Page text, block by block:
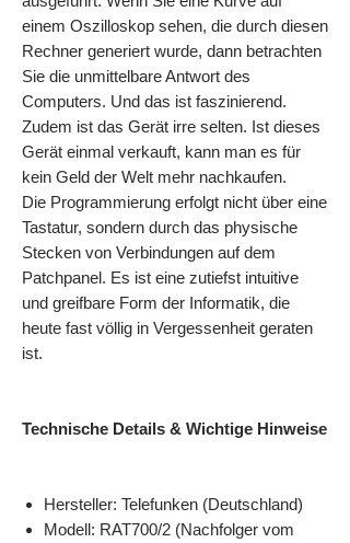
einem Oszilloskop sehen, die durch diesen
Rechner generiert wurde, dann betrachten
Sie die unmittelbare Antwort des
Computers. Und das ist faszinierend.
Zudem ist das Gerät irre selten. Ist dieses
Gerät einmal verkauft, kann man es für
kein Geld der Welt mehr nachkaufen.
Die Programmierung erfolgt nicht über eine
Tastatur, sondern durch das physische
Stecken von Verbindungen auf dem
Patchpanel. Es ist eine zutiefst intuitive
und greifbare Form der Informatik, die
heute fast völlig in Vergessenheit geraten
ist.
Technische Details & Wichtige Hinweise
Hersteller: Telefunken (Deutschland)
Modell: RAT700/2 (Nachfolger vom